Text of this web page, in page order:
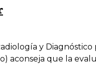
y
aconseja que la